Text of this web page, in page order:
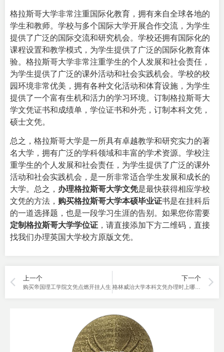
格拉斯哥大学非常注重国际化教育，拥有来自全球各地的
学生和教师。学校与多个国际大学开展合作交流，为学生
提供了广泛的国际交流和研究机会。学校还拥有国际化的
课程设置和教学模式，为学生提供了广泛的国际化教育体
验。 格拉斯哥大学非常注重学生的个人发展和社会责任，
为学生提供了广泛的课外活动和社会实践机会。学校的校
园环境非常优美，拥有各种文化活动和体育设施，为学生
提供了一个富有生机和活力的学习环境。订制格拉斯哥大
学文凭证书和成绩单，学位证书和外壳，订制本科文凭，
硕士文凭。
总之，格拉斯哥大学是一所具有卓越教学和研究实力的著
名大学，拥有广泛的学科领域和丰富的学术资源。学校注
重学生的个人发展和社会责任，为学生提供了广泛的课外
活动和社会实践机会，是一所非常适合学生发展和成长的
大学。总之， 办理格拉斯哥大学文凭是最快获得相应学校
文凭的方法， 购买格拉斯哥大学本硕毕业证书是在挂科后
的一道选择题，也是一段学习生涯的告别。如果您你需要
定制格拉斯哥大学学位证 ，请直接添加下方二维码，直接
找我们办理英国大学校方原版文凭。
上一个
购买帝国理工学院文凭点燃开挂人生
下一个
格林威治大学本科文凭办理时上哪找2023年最新原版